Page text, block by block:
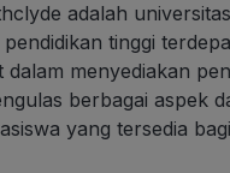
adalah
tinggi
menyediakan
berbagai aspek
yang tersedia